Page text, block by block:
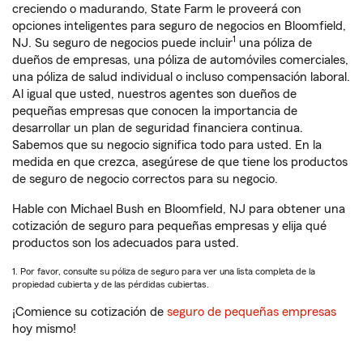
creciendo o madurando, State Farm le proveerá con
opciones inteligentes para seguro de negocios en Bloomfield,
NJ. Su seguro de negocios puede incluir1 una póliza de
dueños de empresas, una póliza de automóviles comerciales,
una póliza de salud individual o incluso compensación laboral.
Al igual que usted, nuestros agentes son dueños de
pequeñas empresas que conocen la importancia de
desarrollar un plan de seguridad financiera continua.
Sabemos que su negocio significa todo para usted. En la
medida en que crezca, asegúrese de que tiene los productos
de seguro de negocio correctos para su negocio.
Hable con Michael Bush en Bloomfield, NJ para obtener una
cotización de seguro para pequeñas empresas y elija qué
productos son los adecuados para usted.
1. Por favor, consulte su póliza de seguro para ver una lista completa de la
propiedad cubierta y de las pérdidas cubiertas.
¡Comience su cotización de seguro de pequeñas empresas
hoy mismo!